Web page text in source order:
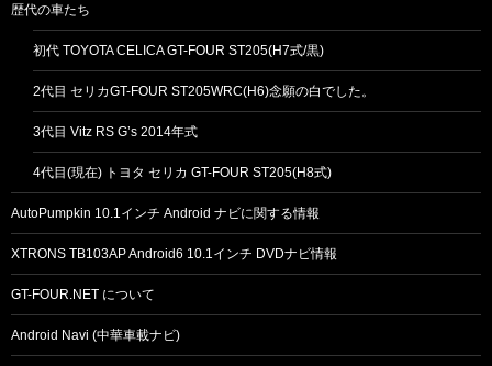
歴代の車たち
初代 TOYOTA CELICA GT-FOUR ST205(H7式/黒)
2代目 セリカGT-FOUR ST205WRC(H6)念願の白でした。
3代目 Vitz RS G’s 2014年式
4代目(現在) トヨタ セリカ GT-FOUR ST205(H8式)
AutoPumpkin 10.1インチ Android ナビに関する情報
XTRONS TB103AP Android6 10.1インチ DVDナビ情報
GT-FOUR.NET について
Android Navi (中華車載ナビ)